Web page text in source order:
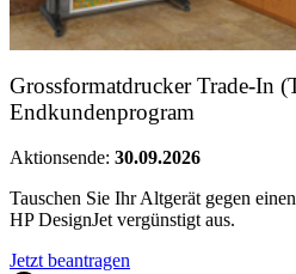
Grossformatdrucker Trade-In
Endkundenprogram
Aktionsende: 30.09.2026
Tauschen Sie Ihr Altgerät gegen
HP DesignJet vergünstigt aus.
Jetzt beantragen